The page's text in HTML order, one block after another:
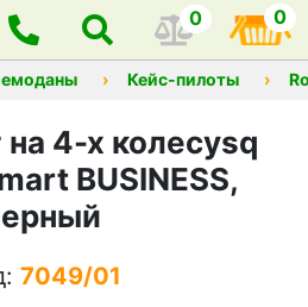
0 0
Кейс-пилоты
на 4-х колесysq
BUSINESS,
7049/01